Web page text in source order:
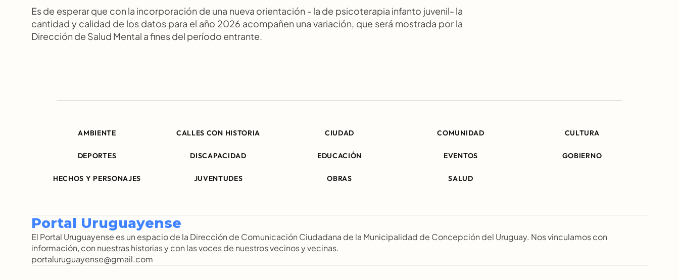
Es de esperar que con la incorporación de una nueva orientación - la de psicoterapia infanto juvenil- la
cantidad y calidad de los datos para el año 2026 acompañen una variación, que será mostrada por la
Dirección de Salud Mental a fines del período entrante.
AMBIENTE CALLES CON HISTORIA CIUDAD COMUNIDAD CULTURA
DEPORTES DISCAPACIDAD EDUCACIÓN EVENTOS GOBIERNO
HECHOS Y PERSONAJES JUVENTUDES OBRAS SALUD
Portal Uruguayense
El Portal Uruguayense es un espacio de la Dirección de Comunicación Ciudadana de la Municipalidad de Concepción del Uruguay. Nos vinculamos con
información, con nuestras historias y con las voces de nuestros vecinos y vecinas.
portaluruguayense@gmail.com